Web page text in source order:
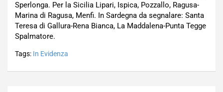
Sperlonga. Per la Sicilia Lipari, Ispica, Pozzallo, Ragusa-
Marina di Ragusa, Menfi. In Sardegna da segnalare: Santa
Teresa di Gallura-Rena Bianca, La Maddalena-Punta Tegge
Spalmatore.
Tags: In Evidenza